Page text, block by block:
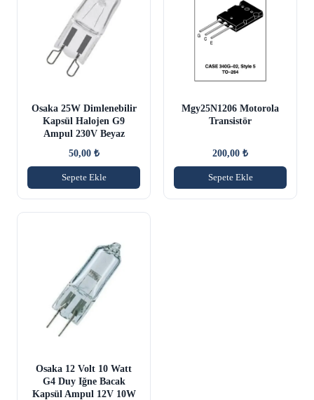
Osaka 25W Dimlenebilir
Kapsül Halojen G9
Ampul 230V Beyaz
50,00 ₺
Sepete Ekle
Mgy25N1206 Motorola
Transistör
200,00 ₺
Sepete Ekle
Osaka 12 Volt 10 Watt
G4 Duy Iğne Bacak
Kapsül Ampul 12V 10W